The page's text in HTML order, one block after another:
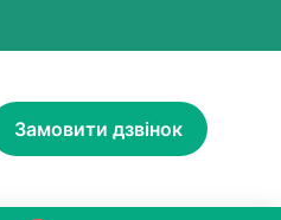
Замовити дзвінок